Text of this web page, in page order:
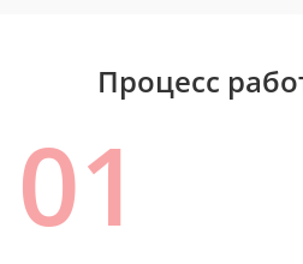
Процесс
01